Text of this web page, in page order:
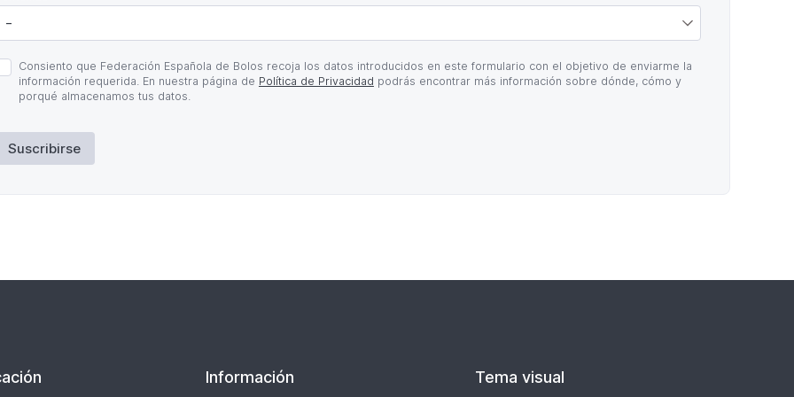
Política
Privacidad
Consiento que Federación Española de Bolos recoja los datos introducidos en este formulario con el objetivo de enviarme la
información requerida. En nuestra página de Política de Privacidad podrás encontrar más información sobre dónde, cómo y
porqué almacenamos tus datos.
Suscribirse
Información Tema visual